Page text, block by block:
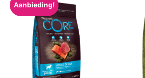
Aanbieding!